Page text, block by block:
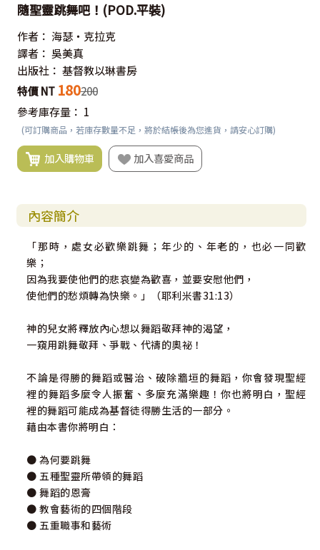
隨聖靈跳舞吧！(POD.平裝)
作者： 海瑟‧克拉克
譯者： 吳美真
出版社： 基督教以琳書房
特價 NT 180200
參考庫存量： 1
(可訂購商品，若庫存數量不足，將於結帳後為您進貨，請安心訂購)
加入購物車 加入喜愛商品
內容簡介
「那時，處女必歡樂跳舞；年少的、年老的，也必一同歡
樂；
因為我要使他們的悲哀變為歡喜，並要安慰他們，
使他們的愁煩轉為快樂。」（耶利米書31:13）
神的兒女將釋放內心想以舞蹈敬拜神的渴望，
一窺用跳舞敬拜、爭戰、代禱的奧祕！
不論是得勝的舞蹈或醫治、破除牆垣的舞蹈，你會發現聖經
裡的舞蹈多麼令人振奮、多麼充滿樂趣！你也將明白，聖經
裡的舞蹈可能成為基督徒得勝生活的一部分。
藉由本書你將明白：
● 為何要跳舞
● 五種聖靈所帶領的舞蹈
● 舞蹈的恩膏
● 教會藝術的四個階段
● 五重職事和藝術